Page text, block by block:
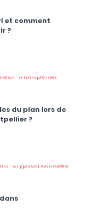
et comment
?
du plan lors de
?